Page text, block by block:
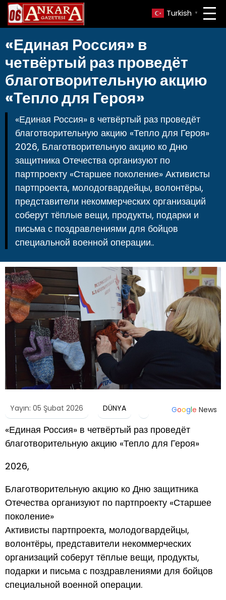
Turkish ▼
«Единая Россия» в
четвёртый раз проведёт
благотворительную акцию
«Тепло для Героя»
«Единая Россия» в четвёртый раз проведёт
благотворительную акцию «Тепло для Героя»
2026, Благотворительную акцию ко Дню
защитника Отечества организуют по
партпроекту «Старшее поколение» Активисты
партпроекта, молодогвардейцы, волонтёры,
представители некоммерческих организаций
соберут тёплые вещи, продукты, подарки и
письма с поздравлениями для бойцов
специальной военной операции..
Yayın: 05 Şubat 2026 DÜNYA Google News
«Единая Россия» в четвёртый раз проведёт
благотворительную акцию «Тепло для Героя»
2026,
Благотворительную акцию ко Дню защитника
Отечества организуют по партпроекту «Старшее
поколение»
Активисты партпроекта, молодогвардейцы,
волонтёры, представители некоммерческих
организаций соберут тёплые вещи, продукты,
подарки и письма с поздравлениями для бойцов
специальной военной операции.